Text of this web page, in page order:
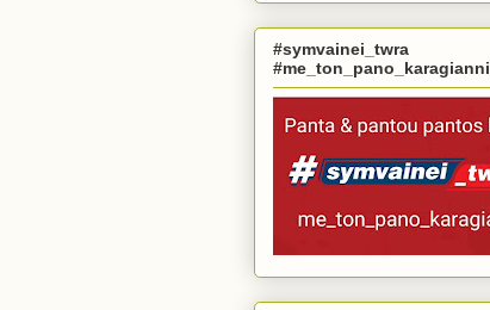
#symvainei_twra
#me_ton_pano_karagianni